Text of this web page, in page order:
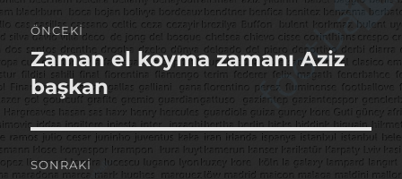
Yazı
gezinmesi
ÖNCEKI
Önceki
yazı:
Zaman el koyma zamanı Aziz
başkan
SONRAKI